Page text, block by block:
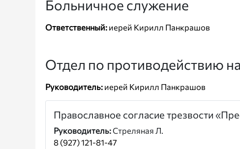
Больничное служение
Ответственный: иерей Кирилл Панкрашов
Отдел по противодействию
Руководитель: иерей Кирилл Панкрашов
Православное согласие трезвости
Руководитель:Стреляная Л.
8 (927) 121-81-47